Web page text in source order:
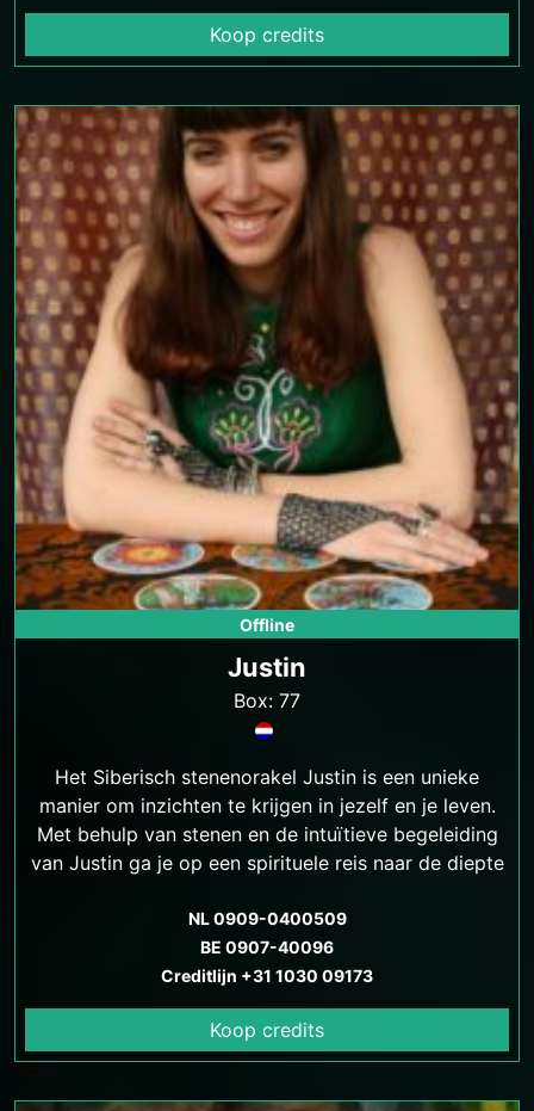
Koop credits
Offline
Justin
Box: 77
Het Siberisch stenenorakel Justin is een unieke
manier om inzichten te krijgen in jezelf en je leven.
Met behulp van stenen en de intuïtieve begeleiding
van Justin ga je op een spirituele reis naar de diepte
NL 0909-0400509
BE 0907-40096
Creditlijn +31 1030 09173
Koop credits